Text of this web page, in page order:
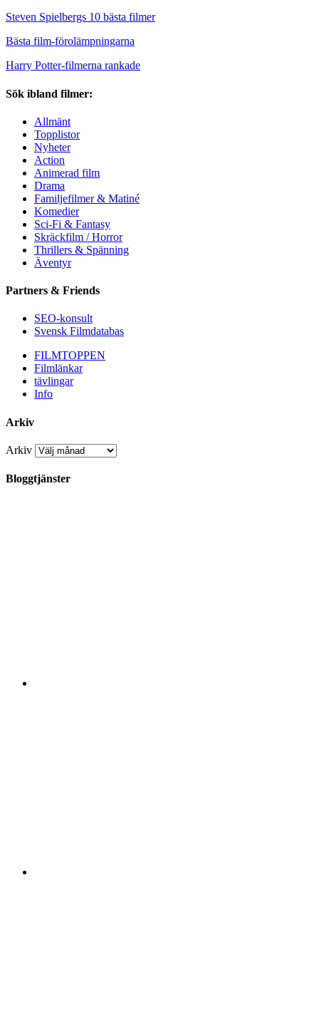
Steven Spielbergs 10 bästa filmer
Bästa film-förolämpningarna
Harry Potter-filmerna rankade
Sök ibland filmer:
Allmänt
Topplistor
Nyheter
Action
Animerad film
Drama
Familjefilmer & Matiné
Komedier
Sci-Fi & Fantasy
Skräckfilm / Horror
Thrillers & Spänning
Äventyr
Partners & Friends
SEO-konsult
Svensk Filmdatabas
FILMTOPPEN
Filmlänkar
tävlingar
Info
Arkiv
Arkiv
Bloggtjänster